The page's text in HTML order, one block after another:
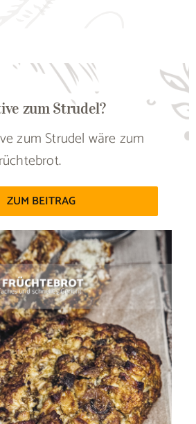
zum Strudel?
zum Strudel wäre zum
ZUM BEITRAG